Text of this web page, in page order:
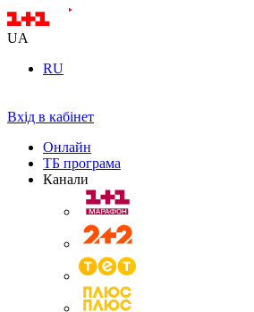
UA
RU
Вхід в кабінет
Онлайн
ТБ програма
Канали